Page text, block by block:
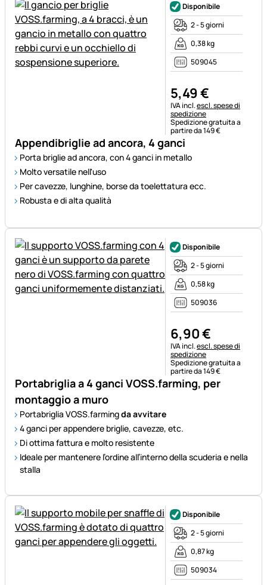
Appendibriglie ad ancora, 4 ganci
Porta briglie ad ancora, con 4 ganci in metallo
Molto versatile nell'uso
Per cavezze, lunghine, borse da toelettatura ecc.
Robusta e di alta qualità
Disponibile
2 - 5 giorni
0,38 kg
509045
5,49€
Informazioni fiscali:
IVA incl.escl. spese di
spedizione
Spedizione gratuita a
partire da 149 €
Portabriglia a 4 ganci VOSS.farming, per
montaggio a muro
Portabriglia VOSS.farmingda avvitare
4 ganci per appendere briglie, cavezze, etc.
Di ottima fattura e molto resistente
Ideale per mantenere l’ordine all’interno della scuderia e nella
stalla
Disponibile
2 - 5 giorni
0,58 kg
509036
6,90€
Informazioni fiscali:
IVA incl.escl. spese di
spedizione
Spedizione gratuita a
partire da 149 €
Disponibile
2 - 5 giorni
0,87 kg
509034